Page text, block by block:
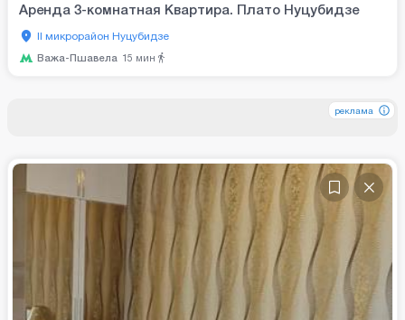
Аренда 3-комнатная Квартира. Плато Нуцубидзе
II микрорайон Нуцубидзе
Важа-Пшавела 15 мин
реклама
реклама
реклама